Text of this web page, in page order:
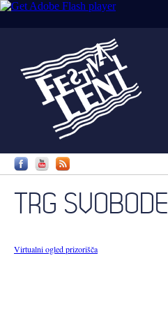
TRG SVOBODE
Virtualni ogled prizorišča